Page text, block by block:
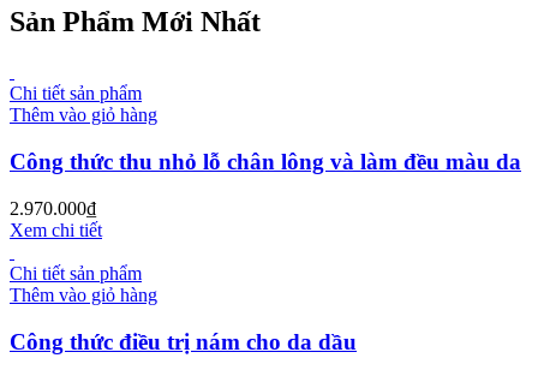
Sản Phẩm Mới Nhất
Chi tiết sản phẩm
Thêm vào giỏ hàng
Công thức thu nhỏ lỗ chân lông và làm đều màu da
2.970.000₫
Xem chi tiết
Chi tiết sản phẩm
Thêm vào giỏ hàng
Công thức điều trị nám cho da dầu